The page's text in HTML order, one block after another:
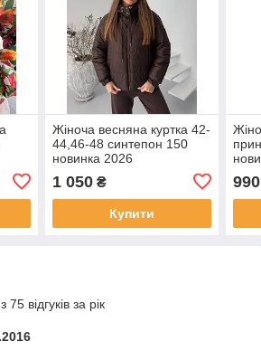
Жіноча весняна куртка 42-
44,46-48 синтепон 150
новинка 2026
1 050₴
Купити
990
відгуків за рік